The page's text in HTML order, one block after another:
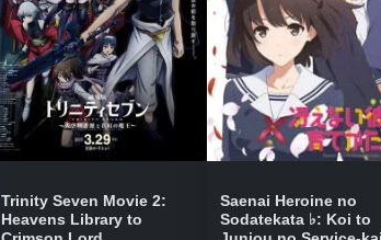
Trinity Seven Movie 2:
Heavens Library to
Saenai Heroine no
Sodatekata ♭: Koi to